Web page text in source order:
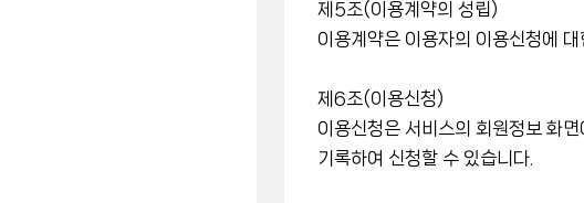
제5조(이용계약의 성립)
이용계약은 이용자의 이용신청에
제6조(이용신청)
이용신청은 서비스의 회원정보 화
기록하여 신청할 수 있습니다.